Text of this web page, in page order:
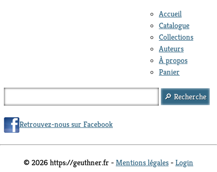
Accueil
Catalogue
Collections
Auteurs
À propos
Panier
Retrouvez-nous sur Facebook
© 2026 https://geuthner.fr -Mentions légales -Login